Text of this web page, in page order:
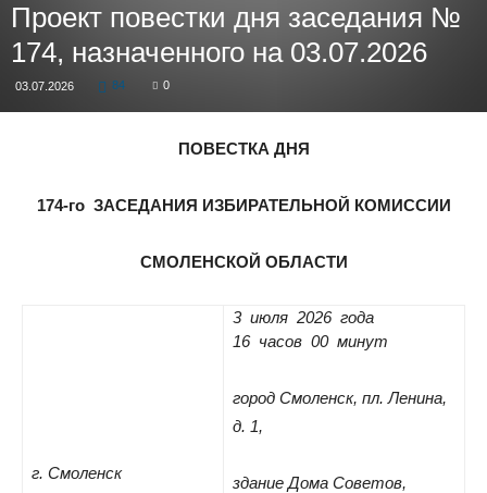
Проект повестки дня заседания №
174, назначенного на 03.07.2026
03.07.2026 84 0
ПОВЕСТКА ДНЯ
174-го ЗАСЕДАНИЯ ИЗБИРАТЕЛЬНОЙ КОМИССИИ
СМОЛЕНСКОЙ ОБЛАСТИ
г. Смоленск
3 июля 2026 года
16 часов 00 минут
город Смоленск, пл. Ленина,
д. 1,
здание Дома Советов,